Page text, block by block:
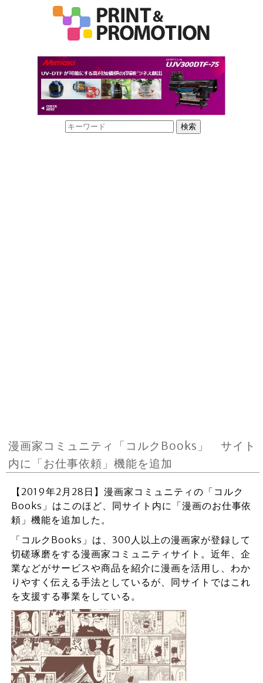
漫画家コミュニティ「コルクBooks」 サイト
内に「お仕事依頼」機能を追加
【2019年2月28日】漫画家コミュニティの「コルク
Books」はこのほど、同サイト内に「漫画のお仕事依
頼」機能を追加した。
「コルクBooks」は、300人以上の漫画家が登録して
切磋琢磨をする漫画家コミュニティサイト。近年、企
業などがサービスや商品を紹介に漫画を活用し、わか
りやすく伝える手法としているが、同サイトではこれ
を支援する事業をしている。